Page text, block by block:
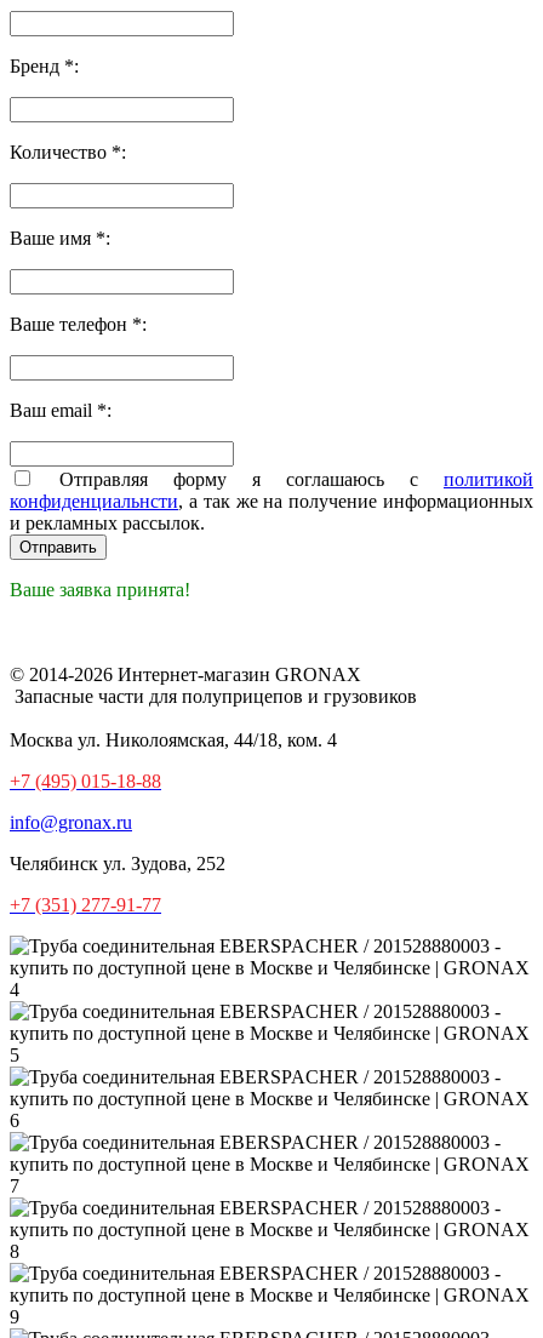
Бренд *:
Количество *:
Ваше имя *:
Ваше телефон *:
Ваш email *:
Отправляя форму я соглашаюсь с политикой
конфиденциальнсти, а так же на получение информационных
и рекламных рассылок.
Ваше заявка принята!
© 2014-2026 Интернет-магазин GRONAX
Запасные части для полуприцепов и грузовиков
Москва ул. Николоямская, 44/18, ком. 4
+7 (495) 015-18-88
info@gronax.ru
Челябинск ул. Зудова, 252
+7 (351) 277-91-77